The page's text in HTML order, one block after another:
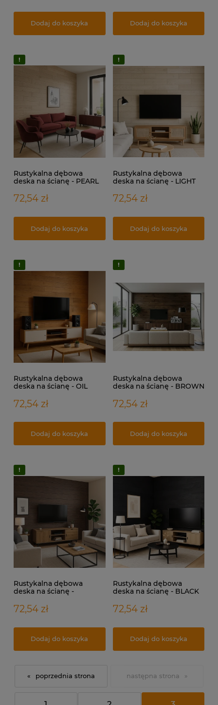
Dodaj do koszyka Dodaj do koszyka
Rustykalna dębowa
deska na ścianę - PEARL
72,54 zł
Dodaj do koszyka
Rustykalna dębowa
deska na ścianę - LIGHT
72,54 zł
Dodaj do koszyka
Rustykalna dębowa
deska na ścianę - OIL
72,54 zł
Dodaj do koszyka
Rustykalna dębowa
deska na ścianę - BROWN
72,54 zł
Dodaj do koszyka
Rustykalna dębowa
deska na ścianę -
72,54 zł
Dodaj do koszyka
Rustykalna dębowa
deska na ścianę - BLACK
72,54 zł
Dodaj do koszyka
« »